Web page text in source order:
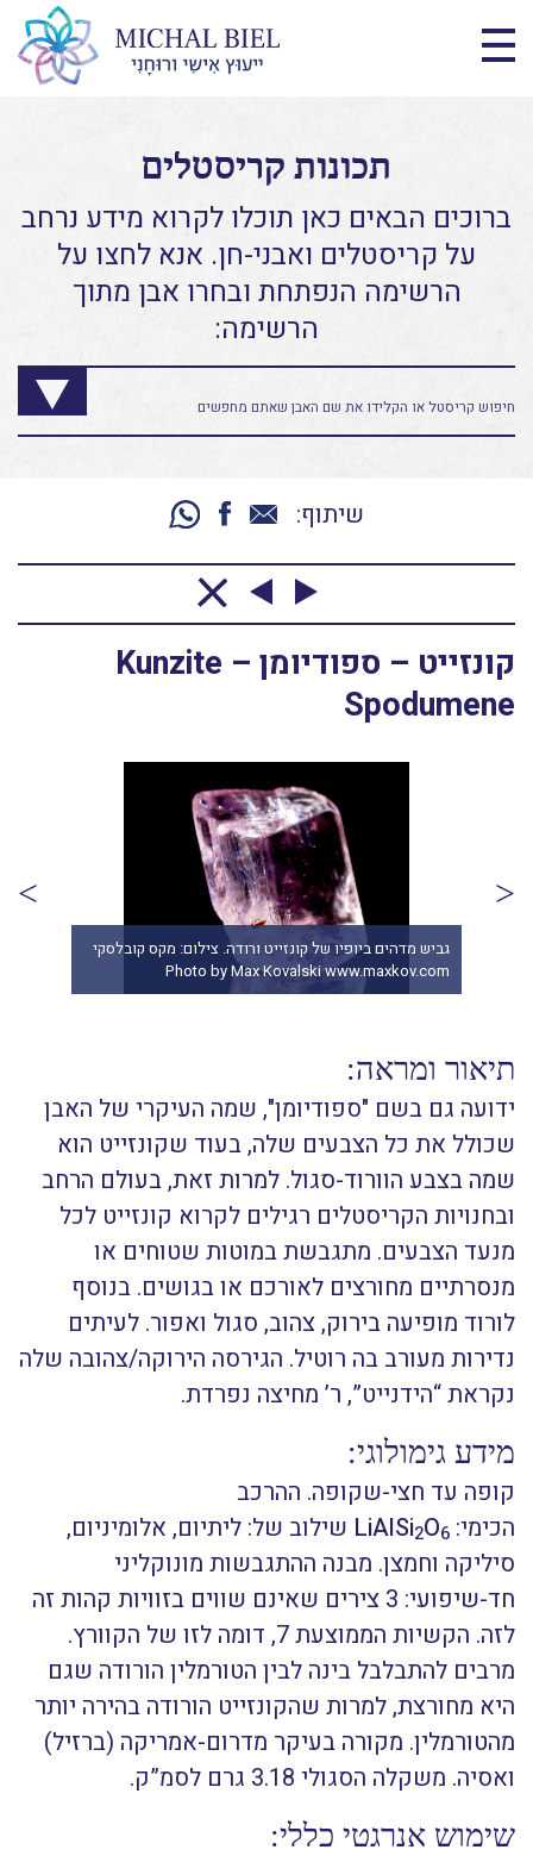
תכונות קריסטלים
ברוכים הבאים כאן תוכלו לקרוא מידע נרחב
על קריסטלים ואבני-חן. אנא לחצו על
הרשימה הנפתחת ובחרו אבן מתוך
הרשימה:
שיתוף:
קונזייט – ספודיומן Kunzite –
Spodumene
גביש מדהים ביופיו של קונזייט ורודה. צילום: מקס קובלסקי
Photo by Max Kovalski www.maxkov.com
תיאור ומראה:
ידועה גם בשם "ספודיומן", שמה העיקרי של האבן
שכולל את כל הצבעים שלה, בעוד שקונזייט הוא
שמה בצבע הוורוד-סגול. למרות זאת, בעולם הרחב
ובחנויות הקריסטלים רגילים לקרוא קונזייט לכל
מנעד הצבעים. מתגבשת במוטות שטוחים או
מנסרתיים מחורצים לאורכם או בגושים. בנוסף
לורוד מופיעה בירוק, צהוב, סגול ואפור. לעיתים
נדירות מעורב בה רוטיל. הגירסה הירוקה/צהובה שלה
נקראת “הידנייט”, ר’ מחיצה נפרדת.
מידע גימולוגי:
קופה עד חצי-שקופה. ההרכב
הכימי:
LiAlSi2O6
שילוב של: ליתיום, אלומיניום,
סיליקה וחמצן. מבנה ההתגבשות מונוקליני
חד-שיפועי: 3 צירים שאינם שווים בזוויות קהות זה
לזה. הקשיות הממוצעת 7, דומה לזו של הקוורץ.
מרבים להתבלבל בינה לבין הטורמלין הורודה שגם
היא מחורצת, למרות שהקונזייט הורודה בהירה יותר
מהטורמלין. מקורה בעיקר מדרום-אמריקה (ברזיל)
ואסיה. משקלה הסגולי 3.18 גרם לסמ”ק.
שימוש אנרגטי כללי: